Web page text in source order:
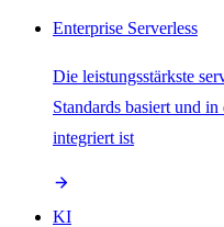
Enterprise Serverless
Die leistungsstärkste
Standards basiert und
integriert ist
KI